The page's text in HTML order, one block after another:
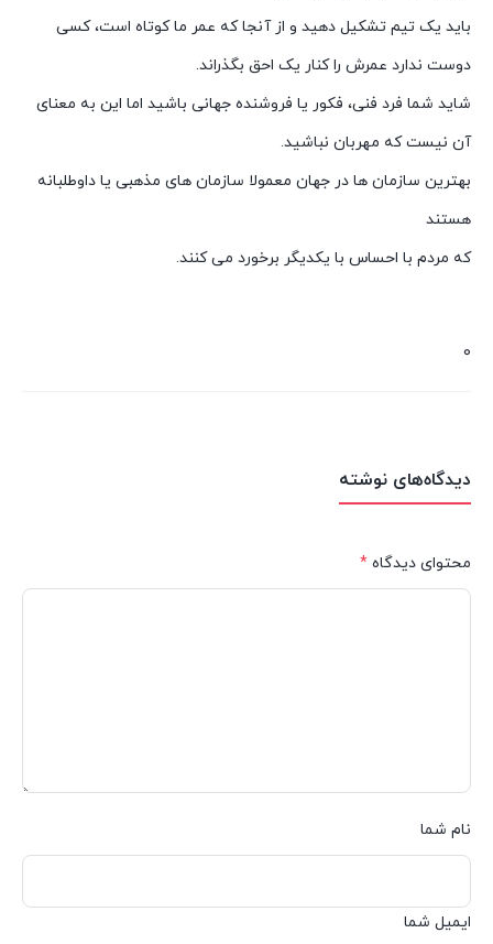
باید یک تیم تشکیل دهید و از آنجا که عمر ما کوتاه است، کسی
دوست ندارد عمرش را کنار یک احق بگذراند.
شاید شما فرد فنی، فکور یا فروشنده جهانی باشید اما این به معنای
آن نیست که مهربان نباشید.
بهترین سازمان ها در جهان معمولا سازمان های مذهبی یا داوطلبانه
هستند
که مردم با احساس با یکدیگر برخورد می کنند.
0
دیدگاه‌های نوشته
محتوای دیدگاه *
نام شما
ایمیل شما